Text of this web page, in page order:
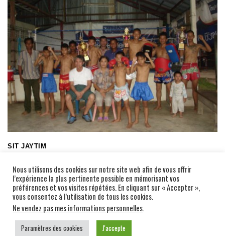
SIT JAYTIM
Soi Rak Chat 12
Phitsanulok 65000
Publications similaires:
Nous utilisons des cookies sur notre site web afin de vous offrir
l’expérience la plus pertinente possible en mémorisant vos
préférences et vos visites répétées. En cliquant sur « Accepter »,
vous consentez à l’utilisation de tous les cookies.
Ne vendez pas mes informations personnelles.
Paramètres des cookies J'accepte